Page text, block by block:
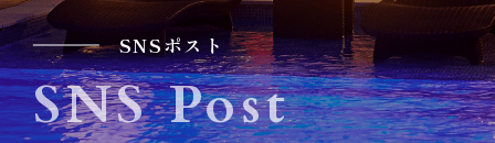
SNSポスト
SNS Post